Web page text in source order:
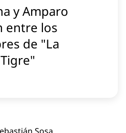
y Amparo
entre los
de "La